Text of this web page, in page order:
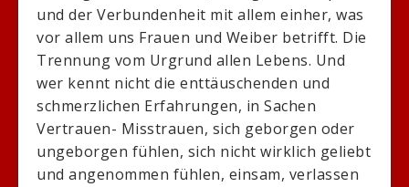
und der Verbundenheit mit allem einher, was
vor allem uns Frauen und Weiber betrifft. Die
Trennung vom Urgrund allen Lebens. Und
wer kennt nicht die enttäuschenden und
schmerzlichen Erfahrungen, in Sachen
Vertrauen- Misstrauen, sich geborgen oder
ungeborgen fühlen, sich nicht wirklich geliebt
und angenommen fühlen, einsam, verlassen